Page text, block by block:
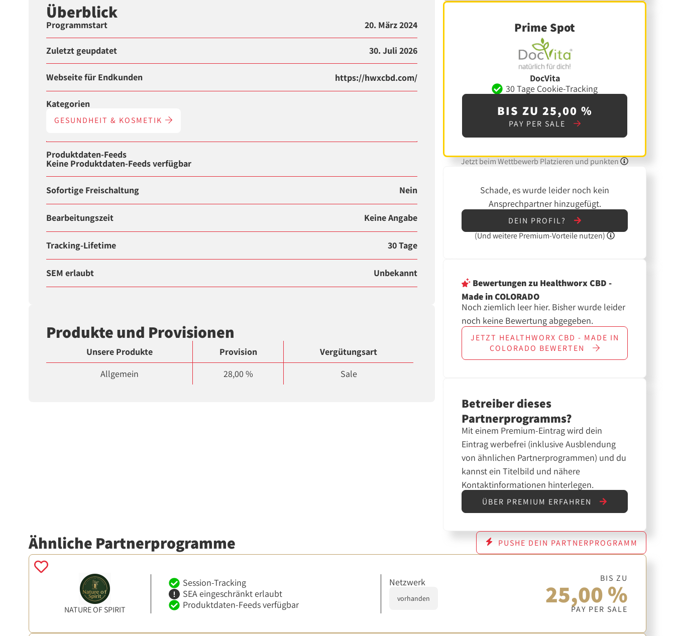
Überblick
Programmstart 20. März 2024
Zuletzt geupdatet 30. Juli 2026
Webseite für Endkunden https://hwxcbd.com/
Kategorien
GESUNDHEIT & KOSMETIK
Produktdaten-Feeds
Keine Produktdaten-Feeds verfügbar
Sofortige Freischaltung Nein
Bearbeitungszeit Keine Angabe
Tracking-Lifetime 30 Tage
SEM erlaubt Unbekannt
Produkte und Provisionen
Unsere Produkte Provision
Vergütungsart
Allgemein
28,00 % Sale
Prime Spot
DocVita
30 Tage Cookie-Tracking
BIS ZU 25,00 %
PAY PER SALE
Jetzt beim Wettbewerb Platzieren und punkten
Schade, es wurde leider noch kein
Ansprechpartner hinzugefügt.
DEIN PROFIL?
(UndweiterePremium-Vorteile nutzen)
Bewertungenzu Healthworx CBD -
Made in COLORADO
Noch ziemlich leer hier. Bisher wurde leider
noch keine Bewertung abgegeben.
JETZT HEALTHWORX CBD - MADE IN
COLORADO BEWERTEN
Betreiber dieses
Partnerprogramms?
Mit einem Premium-Eintrag wird dein
Eintrag werbefrei (inklusive Ausblendung
von ähnlichen Partnerprogrammen) und du
kannst ein Titelbild und nähere
Kontaktinformationen hinterlegen.
ÜBER PREMIUM ERFAHREN
Ähnliche Partnerprogramme PUSHE DEIN PARTNERPROGRAMM
NATURE OF SPIRIT
Session-Tracking
SEA eingeschränkt erlaubt
Produktdaten-Feeds verfügbar
Netzwerk
vorhanden
BIS ZU
25,00 %
PAY PER SALE